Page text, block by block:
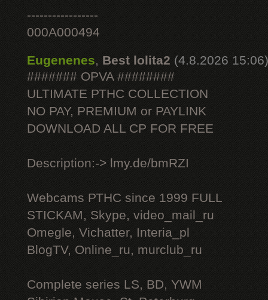
-----------------
000A000494
Eugenenes, Best lolita2 (4.8.2026 15:06)
####### OPVA ########
ULTIMATE РТНС COLLECTION
NO PAY, PREMIUM or PAYLINK
DOWNLOAD ALL СР FOR FREE
Description:-> lmy.de/bmRZI
Webcams РТНС since 1999 FULL
STICKAM, Skype, video_mail_ru
Omegle, Vichatter, Interia_pl
BlogTV, Online_ru, murclub_ru
Complete series LS, BD, YWM